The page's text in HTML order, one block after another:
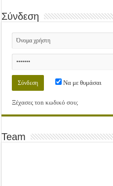
Σύνδεση
Να με θυμάσαι
Ξέχασες τοn κωδικό σου;
Team